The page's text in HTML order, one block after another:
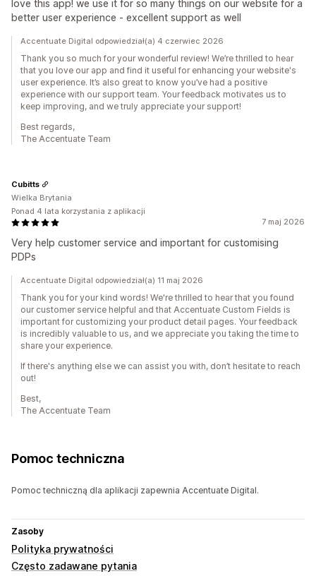
love this app! we use it for so many things on our website for a
better user experience - excellent support as well
Accentuate Digital odpowiedział(a) 4 czerwiec 2026
Thank you so much for your wonderful review! We’re thrilled to hear
that you love our app and find it useful for enhancing your website's
user experience. It’s also great to know you’ve had a positive
experience with our support team. Your feedback motivates us to
keep improving, and we truly appreciate your support!
Best regards,
The Accentuate Team
7 maj 2026
Very help customer service and important for customising
PDPs
Cubitts
Wielka Brytania
Ponad 4 lata korzystania z aplikacji
Accentuate Digital odpowiedział(a) 11 maj 2026
Thank you for your kind words! We're thrilled to hear that you found
our customer service helpful and that Accentuate Custom Fields is
important for customizing your product detail pages. Your feedback
is incredibly valuable to us, and we appreciate you taking the time to
share your experience.
If there's anything else we can assist you with, don’t hesitate to reach
out!
Best,
The Accentuate Team
Pomoc techniczna
Pomoc techniczną dla aplikacji zapewnia Accentuate Digital.
Zasoby
Polityka prywatności
Często zadawane pytania